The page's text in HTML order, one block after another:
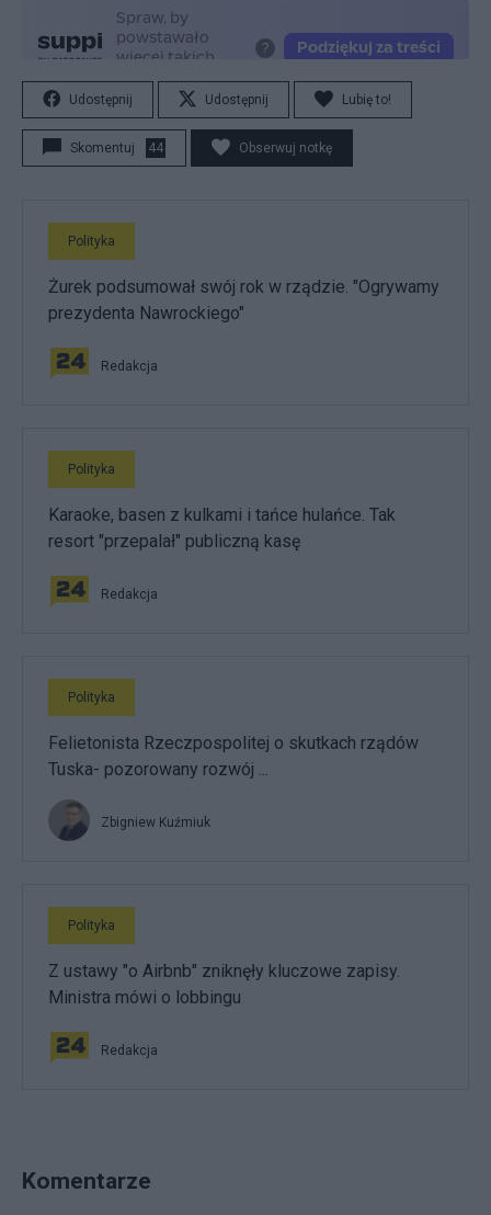
Udostępnij Udostępnij Lubię to!
Skomentuj 44 Obserwuj notkę
Polityka
Żurek podsumował swój rok w rządzie. "Ogrywamy
prezydenta Nawrockiego"
Redakcja
Polityka
Karaoke, basen z kulkami i tańce hulańce. Tak
resort "przepalał" publiczną kasę
Redakcja
Polityka
Felietonista Rzeczpospolitej o skutkach rządów
Tuska- pozorowany rozwój ...
Zbigniew Kuźmiuk
Polityka
Z ustawy "o Airbnb" zniknęły kluczowe zapisy.
Ministra mówi o lobbingu
Redakcja
Komentarze